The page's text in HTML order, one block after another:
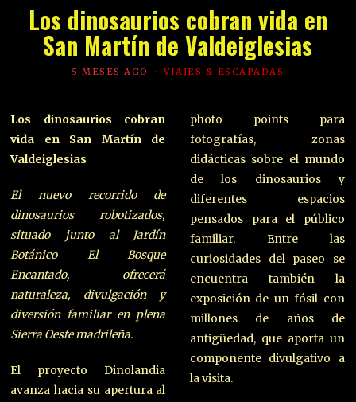
Los dinosaurios cobran vida en
San Martín de Valdeiglesias
5 MESES AGO VIAJES & ESCAPADAS
Los dinosaurios cobran
vida en San Martín de
Valdeiglesias
El nuevo recorrido de
dinosaurios robotizados,
situado junto al Jardín
Botánico El Bosque
Encantado, ofrecerá
naturaleza, divulgación y
diversión familiar en plena
Sierra Oeste madrileña.
El proyecto Dinolandia
avanza hacia su apertura al
photo points para
fotografías, zonas
didácticas sobre el mundo
de los dinosaurios y
diferentes espacios
pensados para el público
familiar. Entre las
curiosidades del paseo se
encuentra también la
exposición de un fósil con
millones de años de
antigüedad, que aporta un
componente divulgativo a
la visita.